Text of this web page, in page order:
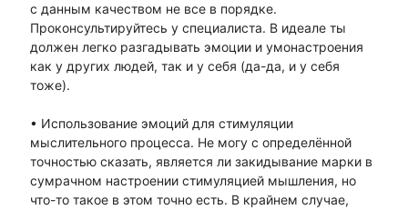
с данным качеством не все в порядке.
Проконсультируйтесь у специалиста. В идеале ты
должен легко разгадывать эмоции и умонастроения
как у других людей, так и у себя (да-да, и у себя
тоже).
• Использование эмоций для стимуляции
мыслительного процесса. Не могу с определённой
точностью сказать, является ли закидывание марки в
сумрачном настроении стимуляцией мышления, но
что-то такое в этом точно есть. В крайнем случае,